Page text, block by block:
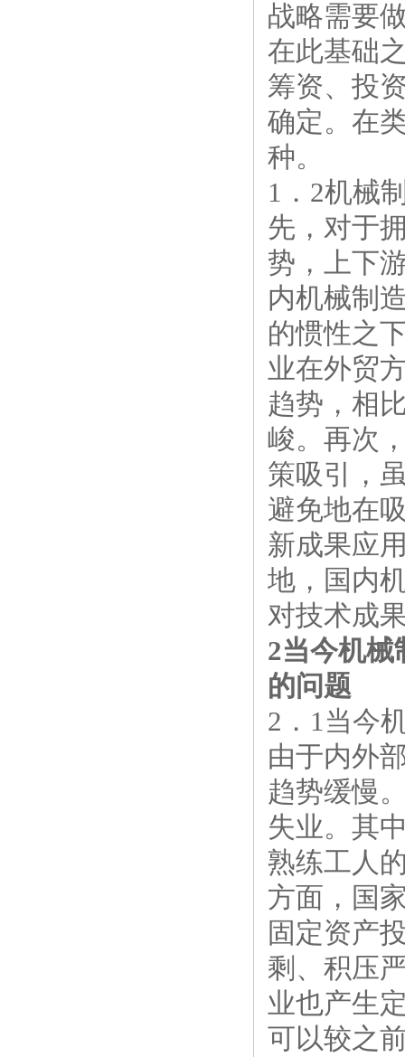
战略需要
在此基础
筹资、投
确定。在
种。
1．2机械
先，对于
势，上下
内机械制
的惯性之
业在外贸
趋势，相
峻。再次
策吸引，
避免地在
新成果应
地，国内
对技术成
2当今机械
的问题
2．1当今
由于内外
趋势缓慢
失业。其
熟练工人
方面，国
固定资产
剩、积压
业也产生
可以较之